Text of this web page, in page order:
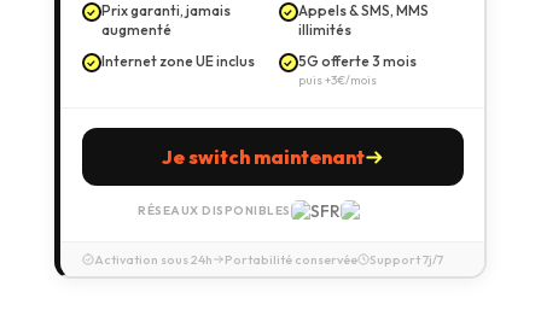
Prix garanti, jamais
augmenté
Appels & SMS, MMS
illimités
Internet zone UE inclus
5G offerte 3 mois
puis +3€/mois
Je switch maintenant
RÉSEAUX DISPONIBLES
Activation sous 24h Portabilité conservée Support 7j/7